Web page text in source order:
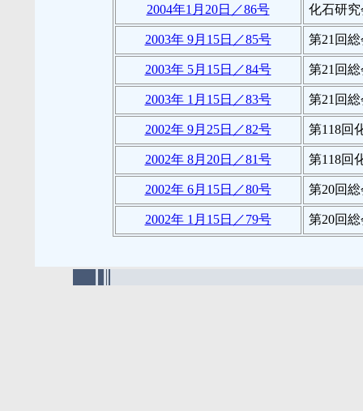
2004年1月20日／86号 化石研究
2003年 9月15日／85号 第21回
2003年 5月15日／84号 第21回
2003年 1月15日／83号 第21回
2002年 9月25日／82号 第118回
2002年 8月20日／81号 第118回
2002年 6月15日／80号 第20回
2002年 1月15日／79号 第20回